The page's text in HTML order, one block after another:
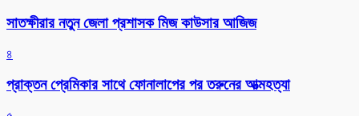
সাতক্ষীরার নতুন জেলা প্রশাসক মিজ কাউসার আজিজ
৪
প্রাক্তন প্রেমিকার সাথে ফোনালাপের পর তরুনের আত্মহত্যা